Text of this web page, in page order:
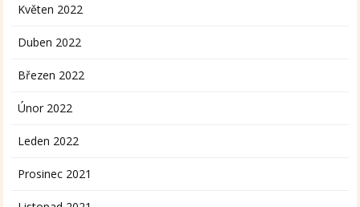
Květen 2022
Duben 2022
Březen 2022
Únor 2022
Leden 2022
Prosinec 2021